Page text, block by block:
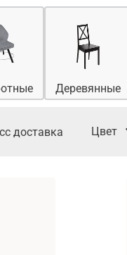
Деревянные
доставка Цвет